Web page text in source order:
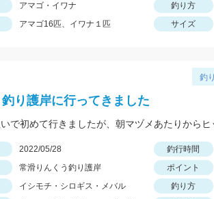
アマゴ・イワナ 釣り方
アマゴ16匹、イワナ１匹 サイズ
釣
釣り護岸に行ってきました
2022/05/28 釣行時間
常滑りんくう釣り護岸
ポイント
イシモチ・シロギス・メバル 釣り方